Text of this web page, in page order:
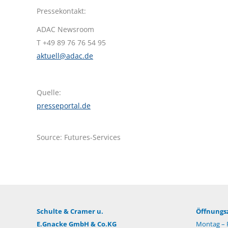
Pressekontakt:
ADAC Newsroom
T +49 89 76 76 54 95
aktuell@adac.de
Quelle:
presseportal.de
Source: Futures-Services
Schulte & Cramer u.
E.Gnacke GmbH & Co.KG
Montag –